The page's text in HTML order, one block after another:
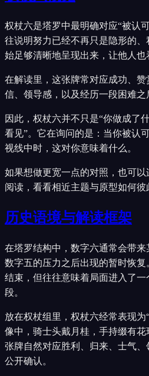
权杖六是塔罗中最明确对应“被认
往说明努力已经不再只是隐形的
始足够清晰地呈现出来，让他人也
在解读里，这张牌常对应成功、
信、领导感，以及经历一段困难之
因此，权杖六并不只是“你做成了
看见”。它在询问的是：当你被认
视线中时，这对你意味着什么。
如果想做更宽一点的对照，也可以
阅读，看看相近主题与原型如何彼
历史语境与解读框架
在塔罗结构中，数字六通常会带
数字五的压力之后出现的暂时恢
结束，但往往意味着局面进入了
段。
放在权杖组里，权杖六经常表现为
像中，骑士头戴月桂，手持缀有
张牌自然对应胜利、归来、士气
公开确认。